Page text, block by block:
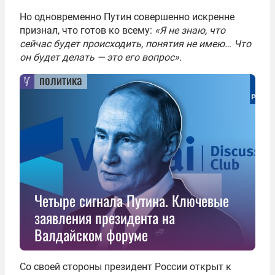
Но одновременно Путин совершенно искренне
признал, что готов ко всему: «Я не знаю, что
сейчас будет происходить, понятия не имею… Что
он будет делать — это его вопрос».
политика
Четыре сигнала Путина. Ключевые
заявления президента на
Валдайском форуме
Со своей стороны президент России открыт к